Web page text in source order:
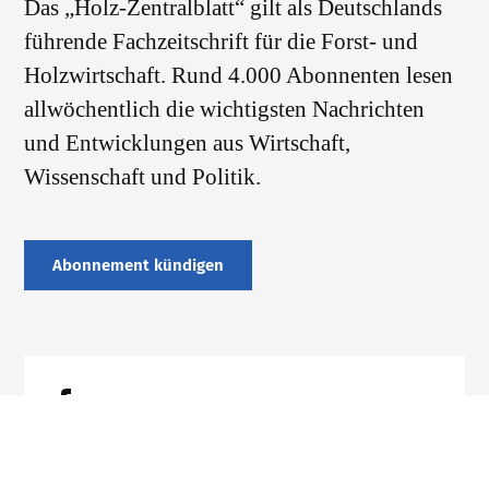
Das „Holz-Zentralblatt“ gilt als Deutschlands
führende Fachzeitschrift für die Forst- und
Holzwirtschaft. Rund 4.000 Abonnenten lesen
allwöchentlich die wichtigsten Nachrichten
und Entwicklungen aus Wirtschaft,
Wissenschaft und Politik.
Abonnement kündigen